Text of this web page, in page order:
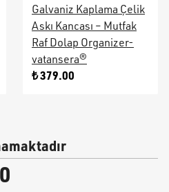
Galvaniz Kaplama Çelik
Askı Kancası – Mutfak
Raf Dolap Organizer-
vatansera®
₺ 379.00